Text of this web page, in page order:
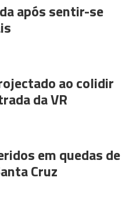
após sentir-se
ao colidir
da VR
em quedas de
Cruz